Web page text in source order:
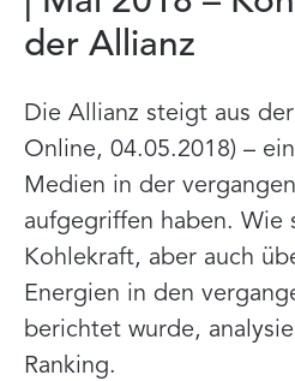
der Allianz
Die Allianz steigt aus
Online, 04.05.2018) –
Medien in der
aufgegriffen haben. Wie
Kohlekraft, aber auch
Energien in den
berichtet wurde,
Ranking.